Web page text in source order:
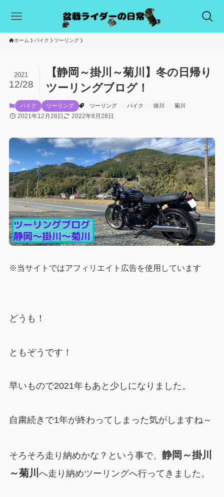
ホーム バイク ツーリング
【静岡～掛川～菊川】冬の日帰り
ツーリングブログ！
2021
12/28
バイク ツーリング ツーリング バイク 掛川 菊川
2021年12月28日 2022年8月28日
※当サイトではアフィリエイト広告を使用しています
どうも！
ともぞうです！
早いもので2021年もあと少しになりました。
自粛続きで1年が終わってしまった気がしますね～
そろそろ走り納めかな？という事で、 静岡～掛川
～菊川 へ走り納めツーリングへ行ってきました。